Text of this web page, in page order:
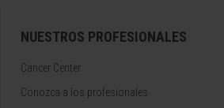
NUESTROS PROFESIONALES
Cancer Center
Conozca a los profesionales